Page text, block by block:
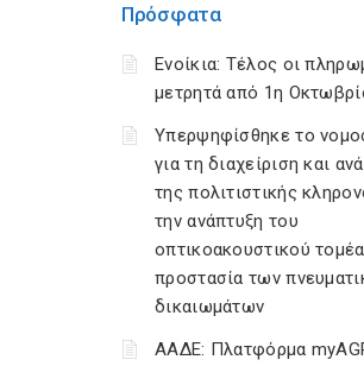
Πρόσφατα
Ενοίκια: Τέλος οι
μετρητά από 1η
Υπερψηφίσθηκε το
για τη διαχείριση και
της πολιτιστικής
την ανάπτυξη του
οπτικοακουστικού
προστασία των
δικαιωμάτων
ΑΑΔΕ: Πλατφόρμα